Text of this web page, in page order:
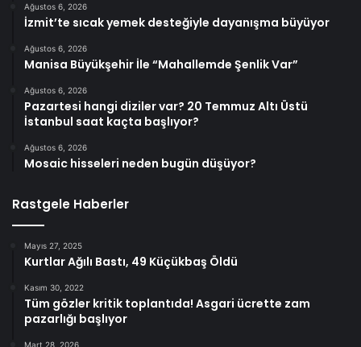
Ağustos 6, 2026
İzmit’te sıcak yemek desteğiyle dayanışma büyüyor
Ağustos 6, 2026
Manisa Büyükşehir İle “Mahallemde Şenlik Var”
Ağustos 6, 2026
Pazartesi hangi diziler var? 20 Temmuz Altı Üstü
İstanbul saat kaçta başlıyor?
Ağustos 6, 2026
Mosaic hisseleri neden bugün düşüyor?
Rastgele Haberler
Mayıs 27, 2025
Kurtlar Ağılı Bastı, 49 Küçükbaş Öldü
Kasım 30, 2022
Tüm gözler kritik toplantıda! Asgari ücrette zam
pazarlığı başlıyor
Mart 28, 2026